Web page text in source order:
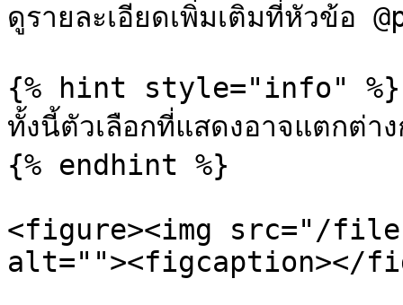
ดูรายละเอียดเพิ่มเติมที่หัวข้อ
{% hint style="info" %}
ทั้งนี้ตัวเลือกที่แสดงอาจแตกต่
{% endhint %}
<figure><img src="/
alt=""><figcaption></